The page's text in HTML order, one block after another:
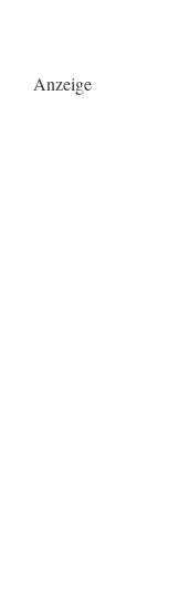
Anzeige